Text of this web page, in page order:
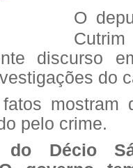
O
discurso
do
mostram
pelo crime.
do Décio